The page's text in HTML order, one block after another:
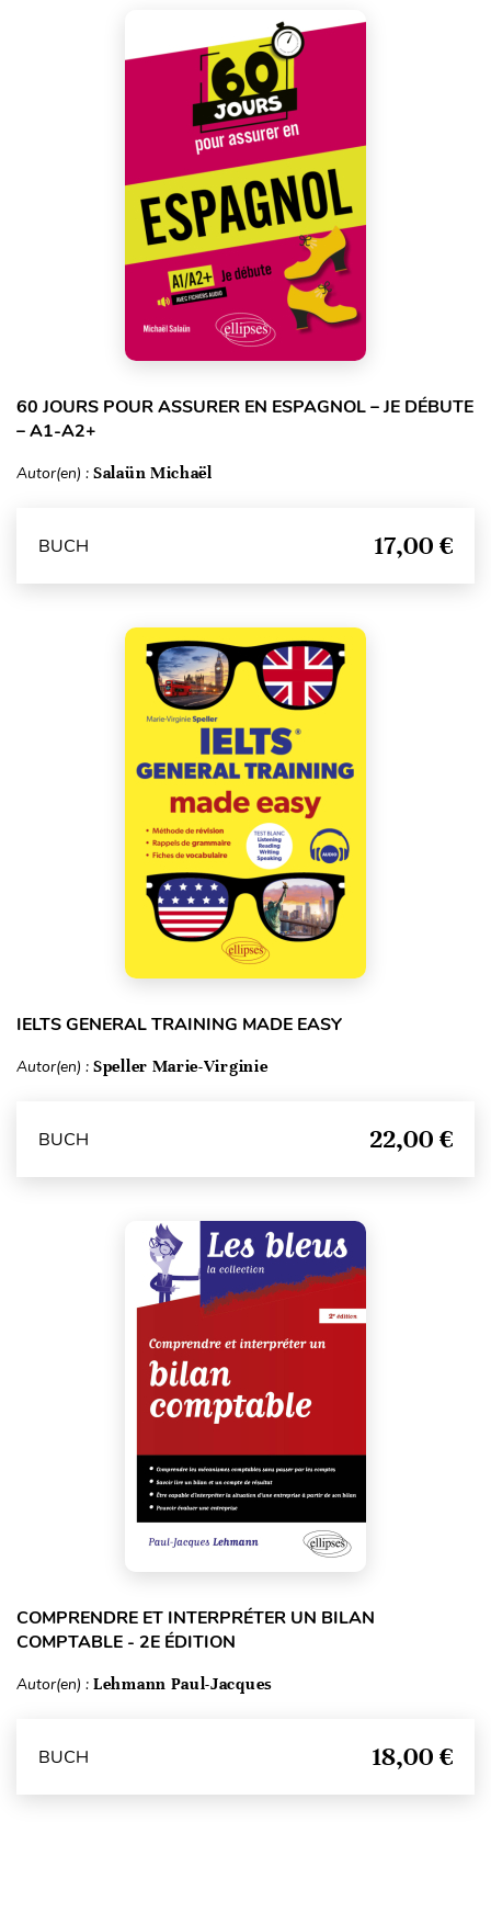
60 JOURS POUR ASSURER EN ESPAGNOL – JE DÉBUTE
– A1-A2+
Autor(en) : Salaün Michaël
BUCH 17,00 €
IELTS GENERAL TRAINING MADE EASY
Autor(en) : Speller Marie-Virginie
BUCH 22,00 €
COMPRENDRE ET INTERPRÉTER UN BILAN
COMPTABLE - 2E ÉDITION
Autor(en) : Lehmann Paul-Jacques
BUCH 18,00 €